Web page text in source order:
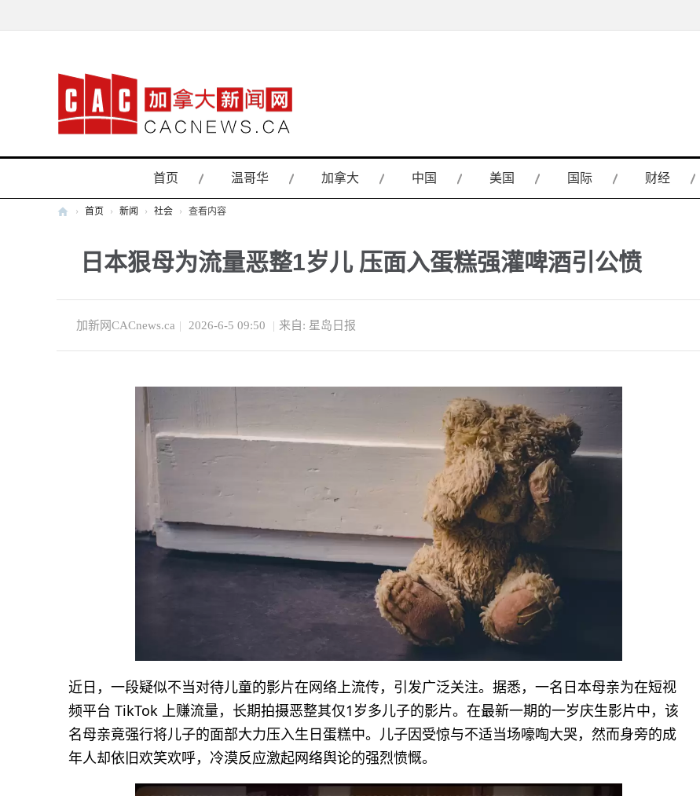
首页 温哥华 加拿大 中国 美国 国际 财经
新
网
› 首页 › 新闻 › 社会 › 查看内容
日本狠母为流量恶整1岁儿 压面入蛋糕强灌啤酒引公愤
加新网CACnews.ca | 2026-6-5 09:50 | 来自: 星岛日报
近日，一段疑似不当对待儿童的影片在网络上流传，引发广泛关注。据悉，一名日本母亲为在短视
频平台 TikTok 上赚流量，长期拍摄恶整其仅1岁多儿子的影片。在最新一期的一岁庆生影片中，该
名母亲竟强行将儿子的面部大力压入生日蛋糕中。儿子因受惊与不适当场嚎啕大哭，然而身旁的成
年人却依旧欢笑欢呼，冷漠反应激起网络舆论的强烈愤慨。